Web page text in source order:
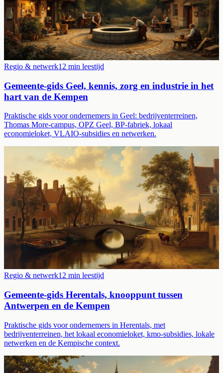
Regio & netwerk12 min leestijd
Gemeente-gids Geel, kennis, zorg en industrie in het
hart van de Kempen
Praktische gids voor ondernemers in Geel: bedrijventerreinen,
Thomas More-campus, OPZ Geel, BP-fabriek, lokaal
economieloket, VLAIO-subsidies en netwerken.
Regio & netwerk12 min leestijd
Gemeente-gids Herentals, knooppunt tussen
Antwerpen en de Kempen
Praktische gids voor ondernemers in Herentals, met
bedrijventerreinen, het lokaal economieloket, kmo-subsidies, lokale
netwerken en de Kempische context.